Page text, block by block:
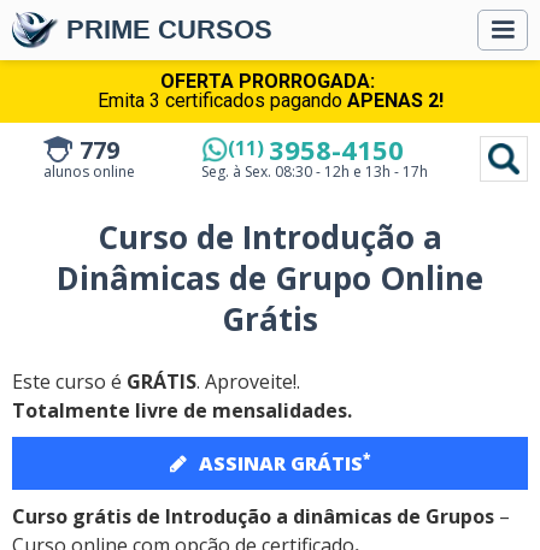
OFERTA PRORROGADA:
Emita 3 certificados pagando APENAS 2!
PRIME CURSOS
779
alunos online
(11) 3958-4150
Seg. à Sex. 08:30 - 12h e 13h - 17h
Curso de Introdução a
Dinâmicas de Grupo Online
Grátis
Este curso é GRÁTIS. Aproveite!.
Totalmente livre de mensalidades.
ASSINAR GRÁTIS*
Curso grátis de Introdução a dinâmicas de Grupos –